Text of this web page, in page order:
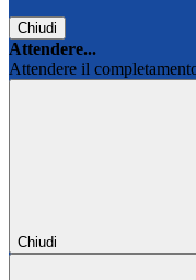
Chiudi
Attendere...
Attendere il
Chiudi